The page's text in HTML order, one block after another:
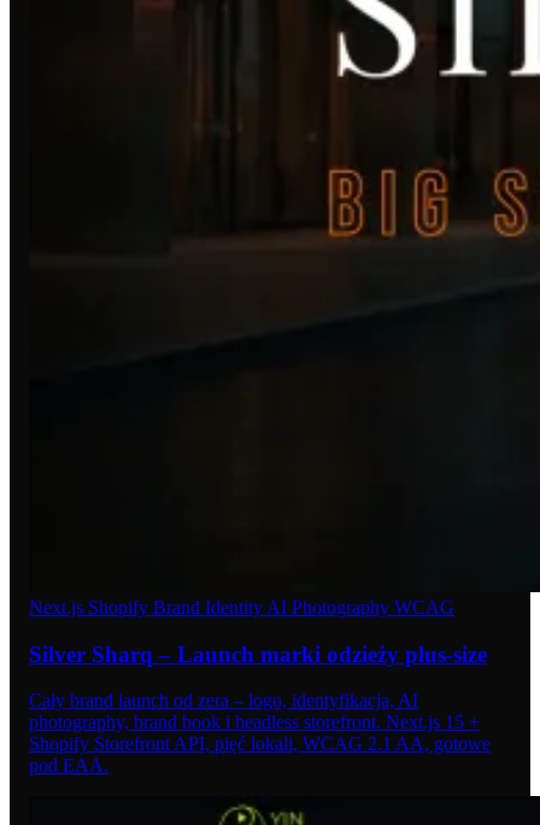
Next.js Shopify Brand Identity AI Photography WCAG
Silver Sharq – Launch marki odzieży plus-size
Cały brand launch od zera – logo, identyfikacja, AI
photography, brand book i headless storefront. Next.js 15 +
Shopify Storefront API, pięć lokali, WCAG 2.1 AA, gotowe
pod EAA.